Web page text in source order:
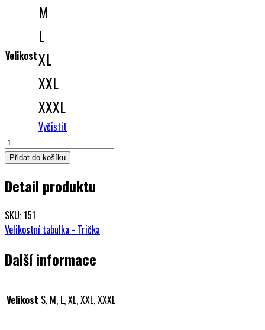
Velikost
M
L
XL
XXL
XXXL
Vyčistit
Pánská
mikina
PATRON
černá
množství
Přidat do košíku
Detail produktu
SKU: 151
Velikostní tabulka - Trička
Další informace
Velikost S, M, L, XL, XXL, XXXL